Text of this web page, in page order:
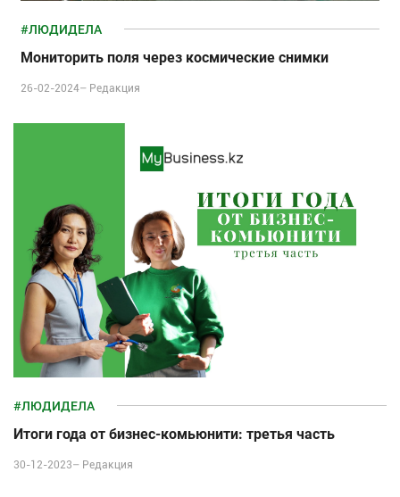
#ЛЮДИДЕЛА
Мониторить поля через космические снимки
26-02-2024– Редакция
#ЛЮДИДЕЛА
Итоги года от бизнес-комьюнити: третья часть
30-12-2023– Редакция